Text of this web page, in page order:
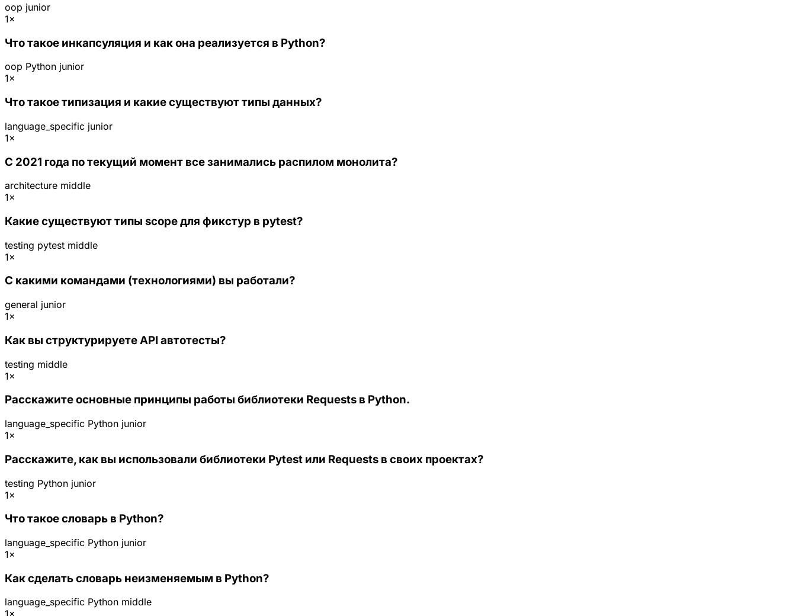
oop junior
1×
Что такое инкапсуляция и как она реализуется в Python?
oop Python junior
1×
Что такое типизация и какие существуют типы данных?
language_specific junior
1×
С 2021 года по текущий момент все занимались распилом монолита?
architecture middle
1×
Какие существуют типы scope для фикстур в pytest?
testing pytest middle
1×
С какими командами (технологиями) вы работали?
general junior
1×
Как вы структурируете API автотесты?
testing middle
1×
Расскажите основные принципы работы библиотеки Requests в Python.
language_specific Python junior
1×
Расскажите, как вы использовали библиотеки Pytest или Requests в своих проектах?
testing Python junior
1×
Что такое словарь в Python?
language_specific Python junior
1×
Как сделать словарь неизменяемым в Python?
language_specific Python middle